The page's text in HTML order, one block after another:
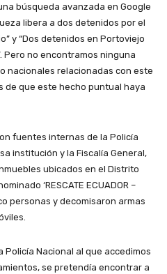
búsqueda avanzada en Google
libera a dos detenidos por el
y “Dos detenidos en Portoviejo
Pero no encontramos ninguna
nacionales relacionadas con este
de que este hecho puntual haya
fuentes internas de la Policía
institución y la Fiscalía General,
ubicados en el Distrito
‘RESCATE ECUADOR –
personas y decomisaron armas
Policía Nacional al que accedimos
se pretendía encontrar a